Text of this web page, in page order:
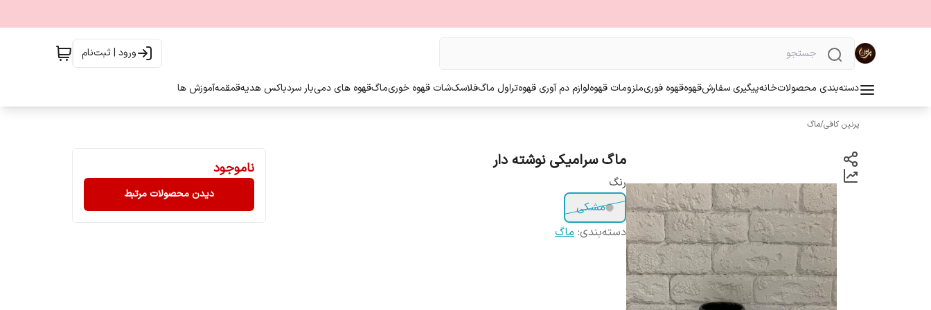
ورود | ثبت‌نام
دسته‌بندی محصولاتخانهپیگیری سفارشقهوهقهوه فوریملزومات قهوهلوازم دم آوری قهوهتراول ماگفلاسکشات قهوه خوریماگقهوه های دمیبار سردباکس هدیهقمقمهآموزش ها
پرنین کافی/ماگ
ماگ سرامیکی نوشته دار
رنگ
مشکی
دسته‌بندی: ماگ
ناموجود
دیدن محصولات مرتبط